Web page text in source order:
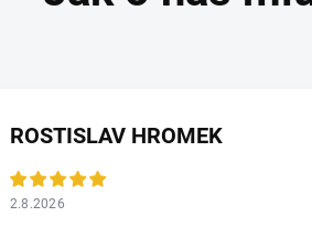
ROSTISLAV HROMEK
2.8.2026